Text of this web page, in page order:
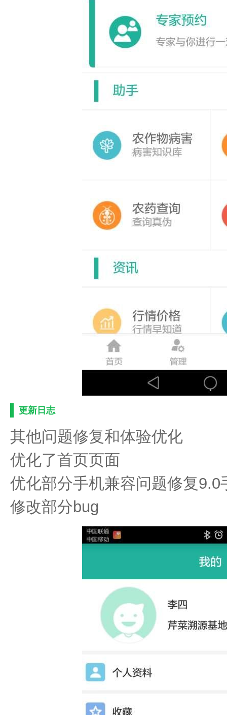
更新日志
其他问题修复和体验优化
优化了首页页面
优化部分手机兼容问题修复9.0
修改部分bug